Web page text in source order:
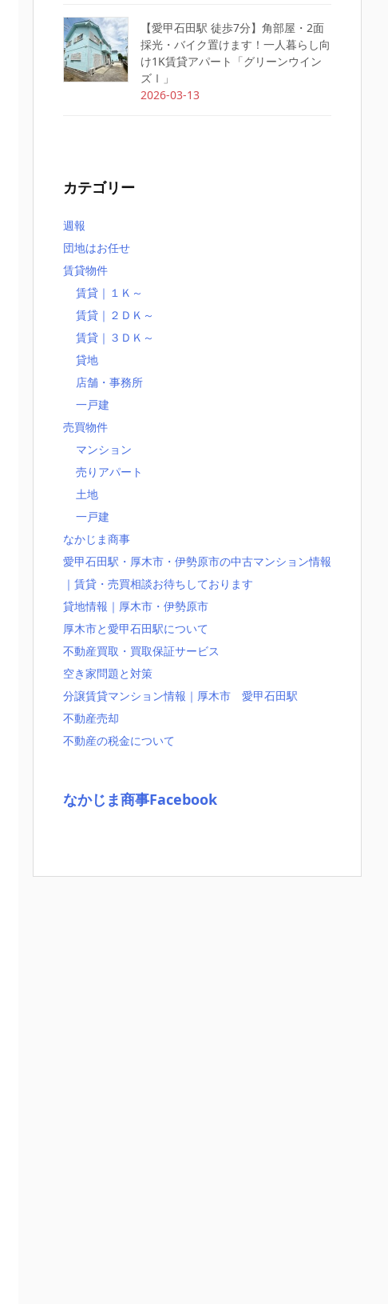
【愛甲石田駅 徒歩7分】角部屋・2面
採光・バイク置けます！一人暮らし向
け1K賃貸アパート「グリーンウイン
ズⅠ」
2026-03-13
カテゴリー
週報
団地はお任せ
賃貸物件
賃貸｜１Ｋ～
賃貸｜２ＤＫ～
賃貸｜３ＤＫ～
貸地
店舗・事務所
一戸建
売買物件
マンション
売りアパート
土地
一戸建
なかじま商事
愛甲石田駅・厚木市・伊勢原市の中古マンション情報
｜賃貸・売買相談お待ちしております
貸地情報｜厚木市・伊勢原市
厚木市と愛甲石田駅について
不動産買取・買取保証サービス
空き家問題と対策
分譲賃貸マンション情報｜厚木市 愛甲石田駅
不動産売却
不動産の税金について
なかじま商事Facebook